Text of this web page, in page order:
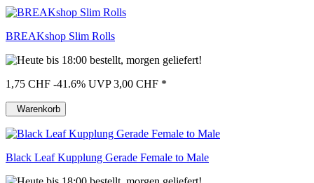
BREAKshop Slim Rolls
1,75 CHF -41.6% UVP 3,00 CHF *
Warenkorb
Black Leaf Kupplung Gerade Female to Male